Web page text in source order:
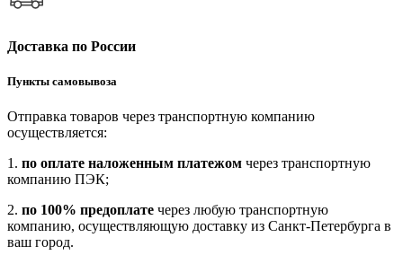
Доставка по России
Пункты самовывоза
Отправка товаров через транспортную компанию
осуществляется:
1. по оплате наложенным платежом через транспортную
компанию ПЭК;
2. по 100% предоплате через любую транспортную
компанию, осуществляющую доставку из Санкт-Петербурга в
ваш город.